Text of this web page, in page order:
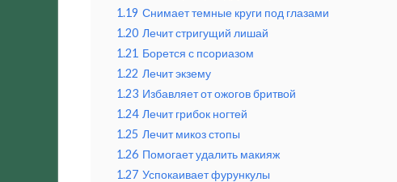
1.19 Снимает темные круги под глазами
1.20 Лечит стригущий лишай
1.21 Борется с псориазом
1.22 Лечит экзему
1.23 Избавляет от ожогов бритвой
1.24 Лечит грибок ногтей
1.25 Лечит микоз стопы
1.26 Помогает удалить макияж
1.27 Успокаивает фурункулы